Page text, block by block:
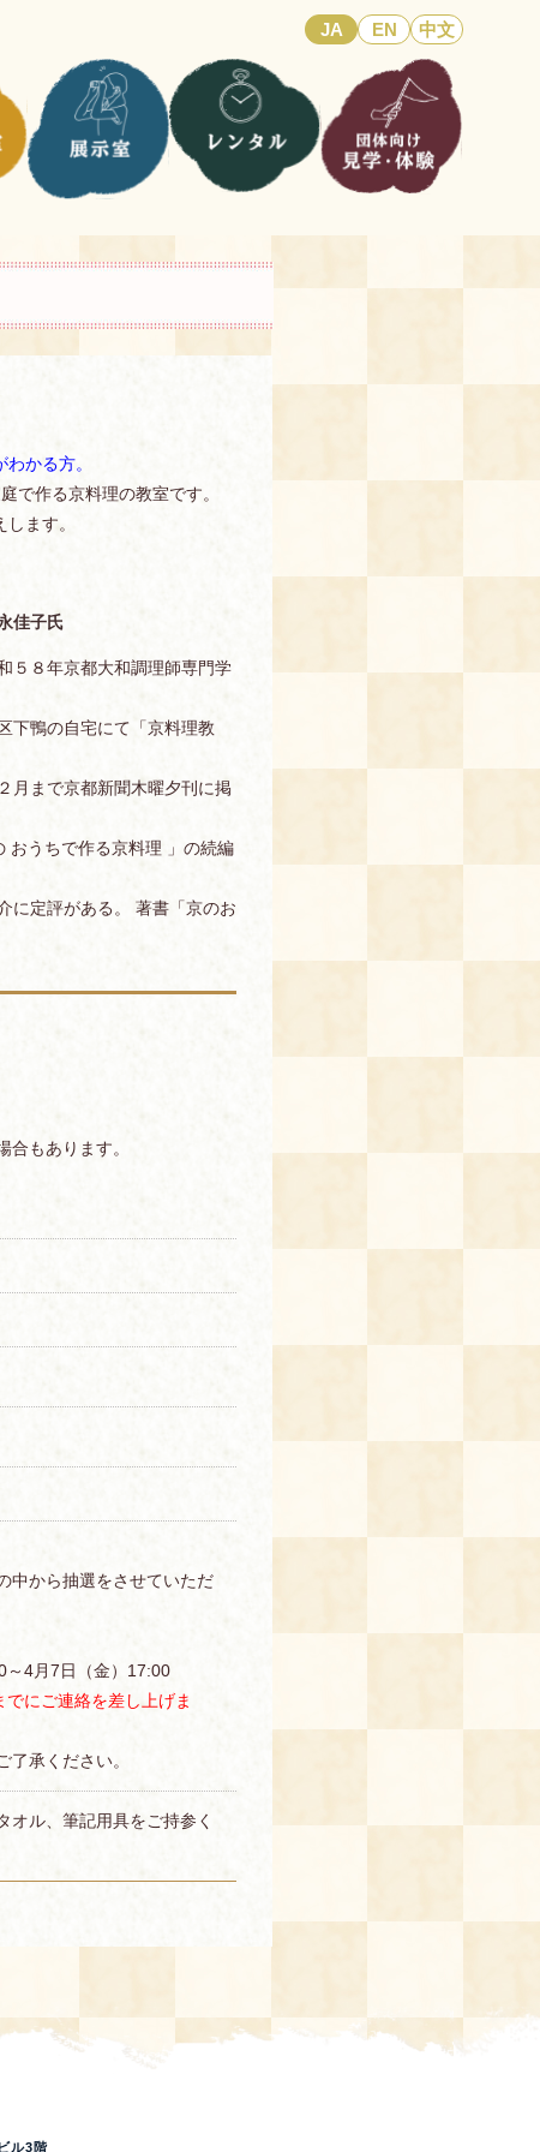
JA EN 中文
かる方。
で作る京料理の教室です。
ます。
佳子氏
５８年京都大和調理師専門学
下鴨の自宅にて「京料理教
月まで京都新聞木曜夕刊に掲
おうちで作る京料理 」の続編
に定評がある。 著書「京のお
もあります。
中から抽選をさせていただ
～4月7日（金）17:00
にご連絡を差し上げま
承ください。
オル、筆記用具をご持参く
ル3階